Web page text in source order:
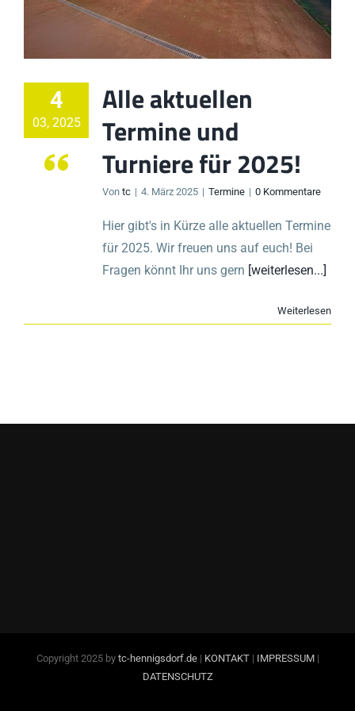
4
03, 2025
Alle aktuellen
Termine und
Turniere für 2025!
Von tc | 4. März 2025 | Termine | 0 Kommentare
Hier gibt's in Kürze alle aktuellen Termine
für 2025. Wir freuen uns auf euch! Bei
Fragen könnt Ihr uns gern [weiterlesen...]
Weiterlesen
Copyright 2025 by tc-hennigsdorf.de| KONTAKT| IMPRESSUM|
DATENSCHUTZ